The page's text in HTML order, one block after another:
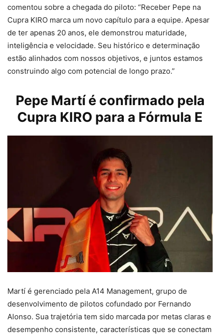
comentou sobre a chegada do piloto: “Receber Pepe na
Cupra KIRO marca um novo capítulo para a equipe. Apesar
de ter apenas 20 anos, ele demonstrou maturidade,
inteligência e velocidade. Seu histórico e determinação
estão alinhados com nossos objetivos, e juntos estamos
construindo algo com potencial de longo prazo.”
Pepe Martí é confirmado pela
Cupra KIRO para a Fórmula E
Martí é gerenciado pela A14 Management, grupo de
desenvolvimento de pilotos cofundado por Fernando
Alonso. Sua trajetória tem sido marcada por metas claras e
desempenho consistente, características que se conectam